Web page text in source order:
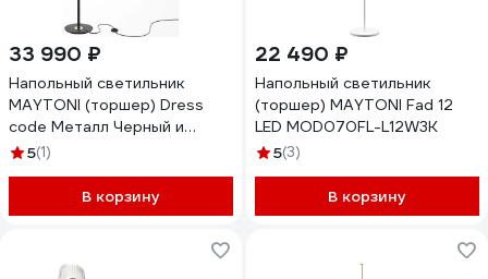
33 990 ₽
Напольный светильник
MAYTONI (торшер) Dress
code Металл Черный и
Латунь MOD348FL-L24BBS3K
5(1)
В корзину
22 490 ₽
Напольный светильник
(торшер) MAYTONI Fad 12
LED MOD070FL-L12W3K
5(3)
В корзину